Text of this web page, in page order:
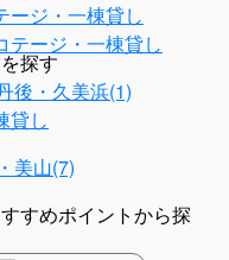
ージ・一棟貸し
テージ・一棟貸し
探す
後・久美浜(1)
貸し
美山(7)
すめポイントから探